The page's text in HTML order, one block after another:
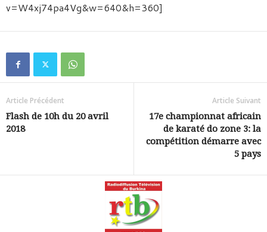
v=W4xj74pa4Vg&w=640&h=360]
Article Précédent
Flash de 10h du 20 avril
2018
Article Suivant
17e championnat africain
de karaté do zone 3: la
compétition démarre avec
5 pays